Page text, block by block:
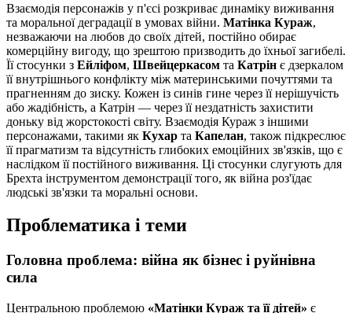
Взаємодія персонажів у п'єсі розкриває динаміку виживання
та моральної деградації в умовах війни. Матінка Кураж,
незважаючи на любов до своїх дітей, постійно обирає
комерційну вигоду, що зрештою призводить до їхньої загибелі.
Її стосунки з Ейліфом, Швейцеркасом та Катрін є дзеркалом
її внутрішнього конфлікту між материнськими почуттями та
прагненням до зиску. Кожен із синів гине через її нерішучість
або жадібність, а Катрін — через її нездатність захистити
доньку від жорстокості світу. Взаємодія Кураж з іншими
персонажами, такими як Кухар та Капелан, також підкреслює
її прагматизм та відсутність глибоких емоційних зв'язків, що є
наслідком її постійного виживання. Ці стосунки слугують для
Брехта інструментом демонстрації того, як війна роз'їдає
людські зв'язки та моральні основи.
Проблематика і теми
Головна проблема: війна як бізнес і руйнівна
сила
Центральною проблемою «Матінки Кураж та її дітей» є